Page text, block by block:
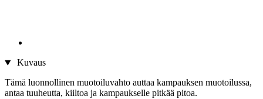
Kuvaus
Tämä luonnollinen muotoiluvahto auttaa kampauksen muotoilussa,
antaa tuuheutta, kiiltoa ja kampaukselle pitkää pitoa.